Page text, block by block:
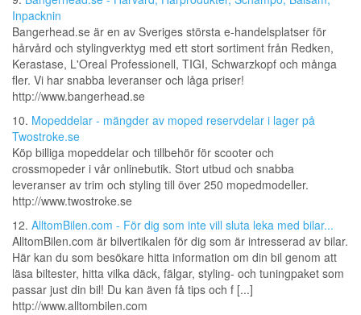
Inpacknin
Bangerhead.se är en av Sveriges största e-handelsplatser för
hårvård och stylingverktyg med ett stort sortiment från Redken,
Kerastase, L'Oreal Professionell, TIGI, Schwarzkopf och många
fler. Vi har snabba leveranser och låga priser!
http://www.bangerhead.se
10. Mopeddelar - mängder av moped reservdelar i lager på
Twostroke.se
Köp billiga mopeddelar och tillbehör för scooter och
crossmopeder i vår onlinebutik. Stort utbud och snabba
leveranser av trim och styling till över 250 mopedmodeller.
http://www.twostroke.se
12. AlltomBilen.com - För dig som inte vill sluta leka med bilar...
AlltomBilen.com är bilvertikalen för dig som är intresserad av bilar.
Här kan du som besökare hitta information om din bil genom att
läsa biltester, hitta vilka däck, fälgar, styling- och tuningpaket som
passar just din bil! Du kan även få tips och f [...]
http://www.alltombilen.com